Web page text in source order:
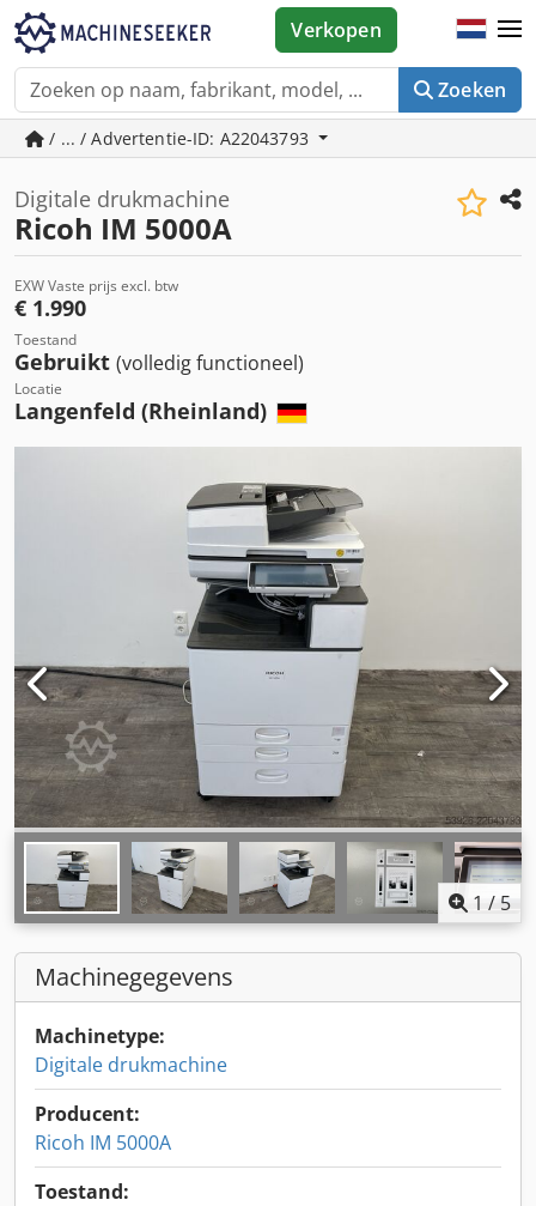
Zoeken
Verkopen
/ ... / Advertentie-ID: A22043793
Digitale drukmachine
Ricoh IM 5000A
EXW Vaste prijs excl. btw
€ 1.990
Toestand
Gebruikt (volledig functioneel)
Locatie
Langenfeld (Rheinland)
1 / 5
Machinegegevens
Machinetype:
Digitale drukmachine
Producent:
Ricoh IM 5000A
Toestand: